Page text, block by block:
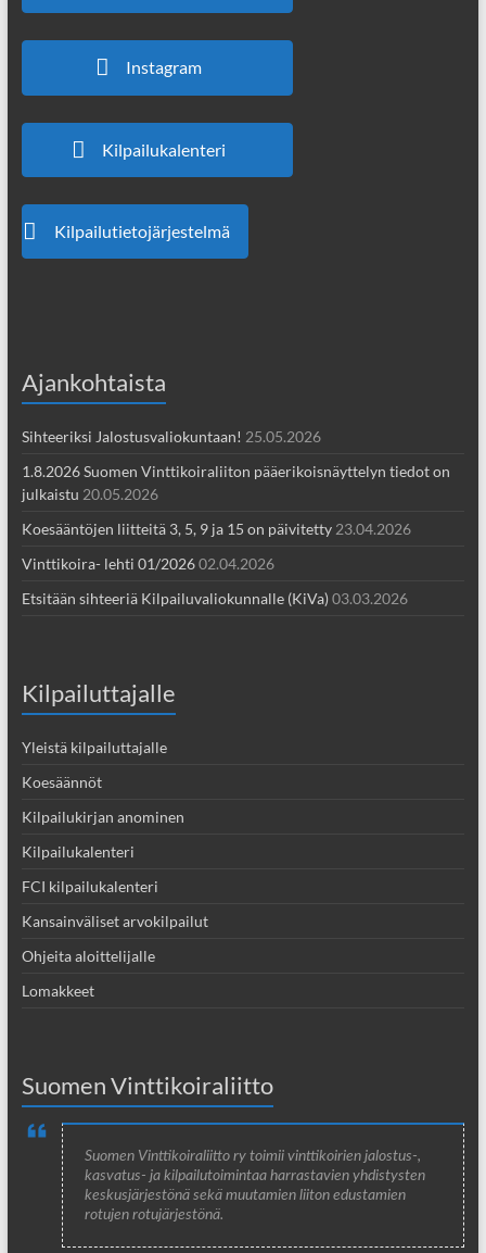
Instagram
Kilpailukalenteri
Kilpailutietojärjestelmä
Ajankohtaista
Sihteeriksi Jalostusvaliokuntaan! 25.05.2026
1.8.2026 Suomen Vinttikoiraliiton pääerikoisnäyttelyn tiedot on
julkaistu 20.05.2026
Koesääntöjen liitteitä 3, 5, 9 ja 15 on päivitetty 23.04.2026
Vinttikoira- lehti 01/202602.04.2026
Etsitään sihteeriä Kilpailuvaliokunnalle (KiVa)03.03.2026
Kilpailuttajalle
Yleistä kilpailuttajalle
Koesäännöt
Kilpailukirjan anominen
Kilpailukalenteri
FCI kilpailukalenteri
Kansainväliset arvokilpailut
Ohjeita aloittelijalle
Lomakkeet
Suomen Vinttikoiraliitto
Suomen Vinttikoiraliitto ry toimii vinttikoirien jalostus-,
kasvatus- ja kilpailutoimintaa harrastavien yhdistysten
keskusjärjestönä sekä muutamien liiton edustamien
rotujen rotujärjestönä.